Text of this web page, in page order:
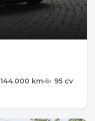
144.000 km
95 cv